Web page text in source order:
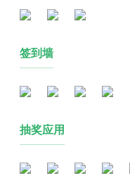
签到墙
抽奖应用